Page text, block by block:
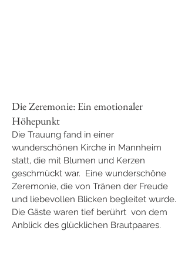
Die Zeremonie: Ein emotionaler
Höhepunkt
Die Trauung fand in einer
wunderschönen Kirche in Mannheim
statt, die mit Blumen und Kerzen
geschmückt war.  Eine wunderschöne
Zeremonie, die von Tränen der Freude
und liebevollen Blicken begleitet wurde.
Die Gäste waren tief berührt  von dem
Anblick des glücklichen Brautpaares.